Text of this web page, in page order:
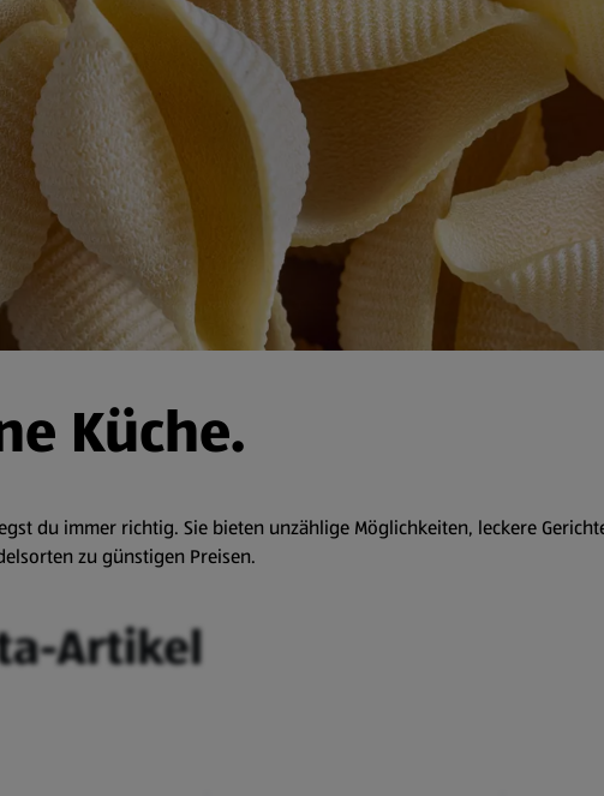
Küche.
du immer richtig. Sie bieten unzählige Möglichkeiten, leckere
zu günstigen Preisen.
Artikel